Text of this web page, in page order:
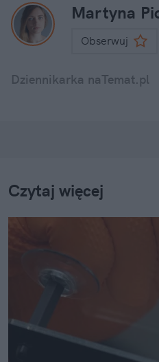
Martyna
Obserwuj
Dziennikarka naTemat.pl
Czytaj więcej